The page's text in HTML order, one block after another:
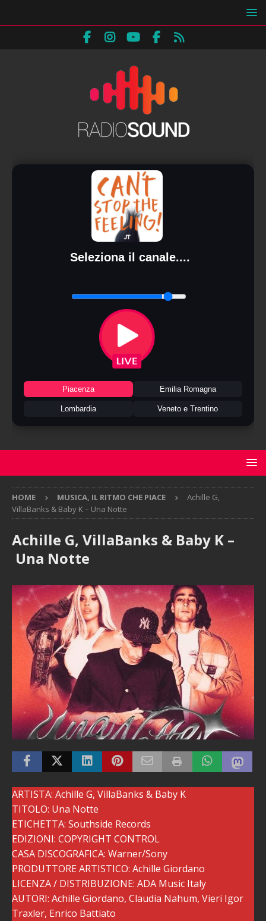
Seleziona il canale....
Piacenza Emilia Romagna
Lombardia Veneto e Trentino
HOME MUSICA, IL RITMO CHE PIACE
Achille G,
VillaBanks & Baby K – Una Notte
Achille G, VillaBanks & Baby K –
Una Notte
ARTISTA: Achille G, VillaBanks & Baby K
TITOLO: Una Notte
ETICHETTA: Southside Records
EDIZIONI: COPYRIGHT CONTROL
CASA DISCOGRAFICA: Warner/Sony
PRODUTTORE ARTISTICO: Achille Giordano
LICENZA / DISTRIBUZIONE: ADA Music Italy
AUTORI: Achille Giordano, Claudia Nahum, Vieri Igor
Traxler, Enrico Battiato